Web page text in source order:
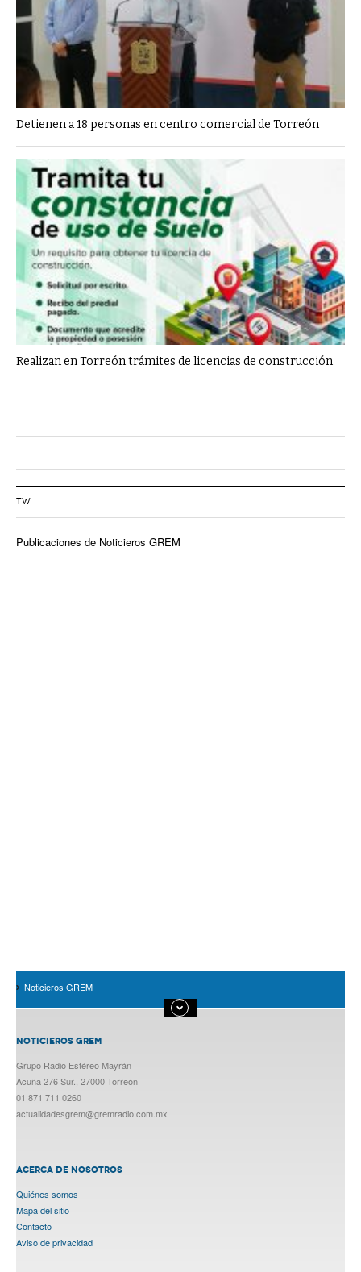
Detienen a 18 personas en centro comercial de Torreón
Realizan en Torreón trámites de licencias de construcción
TW
Publicaciones de Noticieros GREM
Noticieros GREM
NOTICIEROS GREM
Grupo Radio Estéreo Mayrán
Acuña 276 Sur., 27000 Torreón
01 871 711 0260
actualidadesgrem@gremradio.com.mx
ACERCA DE NOSOTROS
Quiénes somos
Mapa del sitio
Contacto
Aviso de privacidad